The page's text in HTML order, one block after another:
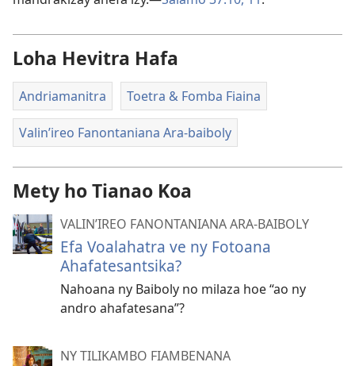
Loha Hevitra Hafa
Andriamanitra Toetra & Fomba Fiaina
Valin’ireo Fanontaniana Ara-baiboly
Mety ho Tianao Koa
VALIN’IREO FANONTANIANA ARA-BAIBOLY
Efa Voalahatra ve ny Fotoana
Ahafatesantsika?
Nahoana ny Baiboly no milaza hoe “ao ny
andro ahafatesana”?
NY TILIKAMBO FIAMBENANA